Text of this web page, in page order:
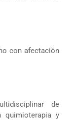
con afectación
de
quimioterapia y